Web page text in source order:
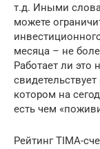
т.д. Иными
можете
месяца – не
Работает ли это
котором на
есть чем
Рейтинг ТIMA-